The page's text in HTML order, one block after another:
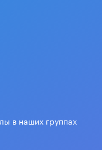
в наших группах